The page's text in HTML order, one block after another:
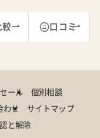
較 口コミ
セール
個別相談
わせ
サイトマップ
と解除